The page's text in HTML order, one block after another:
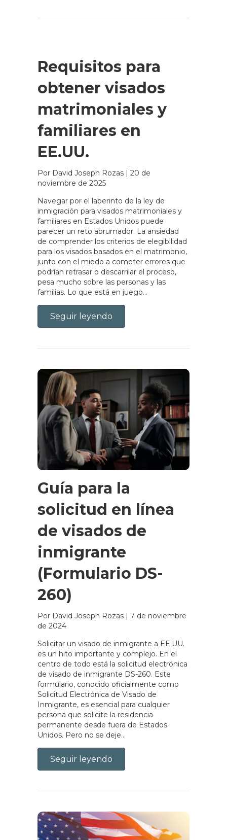
Requisitos para
obtener visados
matrimoniales y
familiares en
EE.UU.
Por David Joseph Rozas | 20 de
noviembre de 2025
Navegar por el laberinto de la ley de
inmigración para visados matrimoniales y
familiares en Estados Unidos puede
parecer un reto abrumador. La ansiedad
de comprender los criterios de elegibilidad
para los visados basados en el matrimonio,
junto con el miedo a cometer errores que
podrían retrasar o descarrilar el proceso,
pesa mucho sobre las personas y las
familias. Lo que está en juego...
Seguir leyendo
Guía para la
solicitud en línea
de visados de
inmigrante
(Formulario DS-
260)
Por David Joseph Rozas | 7 de noviembre
de 2024
Solicitar un visado de inmigrante a EE.UU.
es un hito importante y complejo. En el
centro de todo está la solicitud electrónica
de visado de inmigrante DS-260. Este
formulario, conocido oficialmente como
Solicitud Electrónica de Visado de
Inmigrante, es esencial para cualquier
persona que solicite la residencia
permanente desde fuera de Estados
Unidos. Pero no se deje...
Seguir leyendo